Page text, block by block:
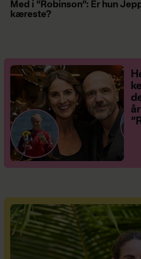
Med i “Robinson”: Er hun
kæreste?